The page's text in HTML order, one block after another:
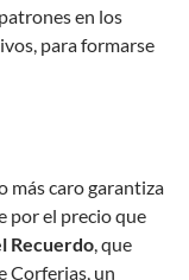
en los
para formarse
más caro garantiza
por el precio que
Recuerdo, que
Corferias, un